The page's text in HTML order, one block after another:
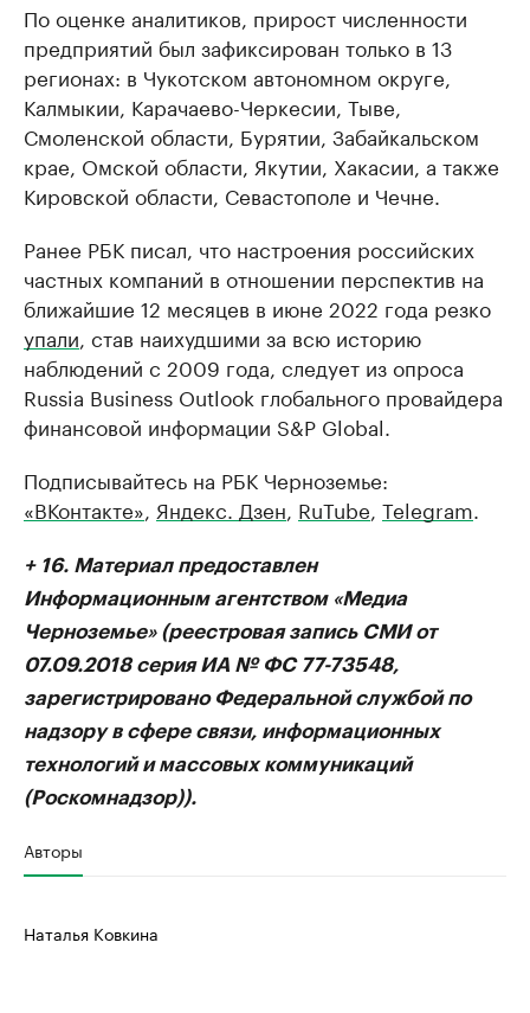
Делитесь новостями бизнеса на РБК
Управляйте страницей компании и развивайте личные
бренды спикеров бизнеса
По оценке аналитиков, прирост численности
предприятий был зафиксирован только в 13
регионах: в Чукотском автономном округе,
Калмыкии, Карачаево-Черкесии, Тыве,
Смоленской области, Бурятии, Забайкальском
крае, Омской области, Якутии, Хакасии, а также
Кировской области, Севастополе и Чечне.
Ранее РБК писал, что настроения российских
частных компаний в отношении перспектив на
ближайшие 12 месяцев в июне 2022 года резко
упали, став наихудшими за всю историю
наблюдений с 2009 года, следует из опроса
Russia Business Outlook глобального провайдера
финансовой информации S&P Global.
Подписывайтесь на РБК Черноземье:
«ВКонтакте», Яндекс. Дзен, RuTube, Telegram.
+ 16. Материал предоставлен
Информационным агентством «Медиа
Черноземье» (реестровая запись СМИ от
07.09.2018 серия ИА № ФС 77-73548,
зарегистрировано Федеральной службой по
надзору в сфере связи, информационных
технологий и массовых коммуникаций
(Роскомнадзор)).
Авторы
Наталья Ковкина